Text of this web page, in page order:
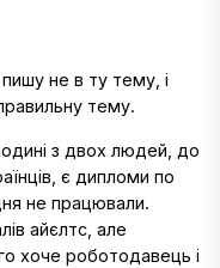
не в ту тему, і
тему.
з двох людей, до
є дипломи по
не працювали.
айєлтс, але
хоче роботодавець і